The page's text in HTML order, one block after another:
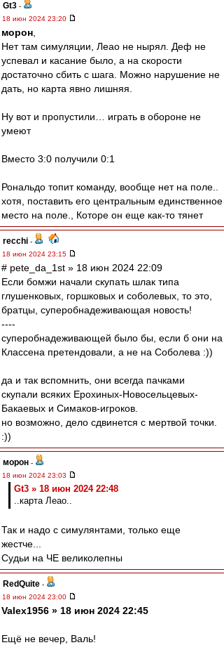
Gt3 -
18 июн 2024 23:20
морон
Нет там симуляции, Леао не нырял. Деф не
успевал и касание было, а на скорости
достаточно сбить с шага. Можно нарушение не
дать, но карта явно лишняя.
Ну вот и пропустили… играть в обороне не
умеют
Вместо 3:0 получили 0:1
Рональдо топит команду, вообще нет на поле..
хотя, поставить его центральным единственное
место на поле., Которе он еще как-то тянет
recchi -
18 июн 2024 23:15
# pete_da_1st » 18 июн 2024 22:09
Если бомжи начали скупать шлак типа
глушенковых, горшковых и соболевых, то это,
братцы, суперобнадеживающая новость!
----
суперобнадеживающей было бы, если б они на
Классена претендовали, а не на Соболева :))
да и так вспомнить, они всегда пачками
скупали всяких Ерохиных-Новосельцевых-
Бакаевых и Симаков-игроков.
но возможно, дело сдвинется с мертвой точки.
:))
морон -
18 июн 2024 23:03
Gt3 » 18 июн 2024 22:48
..карта Леао..
Так и надо с симулянтами, только еще
жестче...
Судьи на ЧЕ великолепны
RedQuite -
18 июн 2024 23:00
Valex1956 » 18 июн 2024 22:45
Ещё не вечер, Валь!